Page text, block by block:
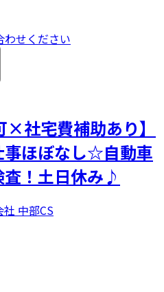
わせください
×社宅費補助あり】
ほぼなし☆自動車
！土日休み♪
中部CS